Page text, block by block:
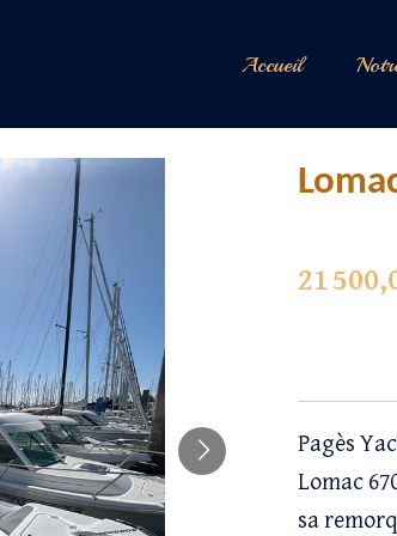
Accueil
21
Pagès
Lomac
sa